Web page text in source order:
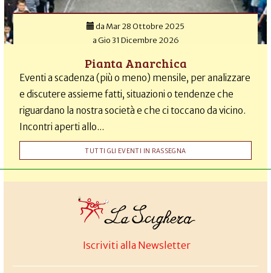
da Mar 28 Ottobre 2025
aGio 31 Dicembre 2026
Pianta Anarchica
Eventi a scadenza (più o meno) mensile, per analizzare
e discutere assieme fatti, situazioni o tendenze che
riguardano la nostra società e che ci toccano da vicino.
Incontri aperti allo...
TUTTI GLI EVENTI IN RASSEGNA
Iscriviti alla Newsletter